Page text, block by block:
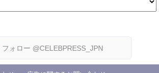
フォロー @CELEBPRESS_JPN